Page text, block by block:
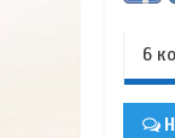
6